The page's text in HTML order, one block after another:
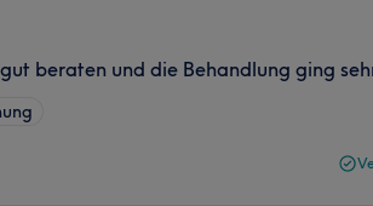
beraten und die Behandlung ging